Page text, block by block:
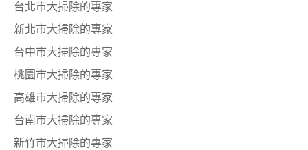
台北市大掃除的專家
新北市大掃除的專家
台中市大掃除的專家
桃園市大掃除的專家
高雄市大掃除的專家
台南市大掃除的專家
新竹市大掃除的專家